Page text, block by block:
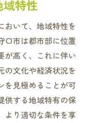
特性
おいて、地域特性を
口市は都市部に位置
が高く、これに伴い
の文化や経済状況を
を見極めることが可
供する地域特有の保
より適切な条件を享